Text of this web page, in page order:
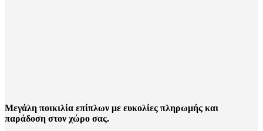
Μεγάλη ποικιλία επίπλων με ευκολίες πληρωμής και
παράδοση στον χώρο σας.